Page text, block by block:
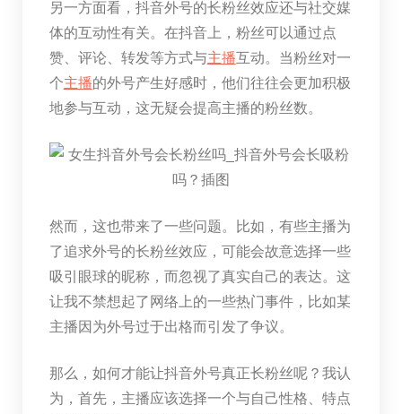
另一方面看，抖音外号的长粉丝效应还与社交媒
体的互动性有关。在抖音上，粉丝可以通过点
赞、评论、转发等方式与主播互动。当粉丝对一
个主播的外号产生好感时，他们往往会更加积极
地参与互动，这无疑会提高主播的粉丝数。
然而，这也带来了一些问题。比如，有些主播为
了追求外号的长粉丝效应，可能会故意选择一些
吸引眼球的昵称，而忽视了真实自己的表达。这
让我不禁想起了网络上的一些热门事件，比如某
主播因为外号过于出格而引发了争议。
那么，如何才能让抖音外号真正长粉丝呢？我认
为，首先，主播应该选择一个与自己性格、特点